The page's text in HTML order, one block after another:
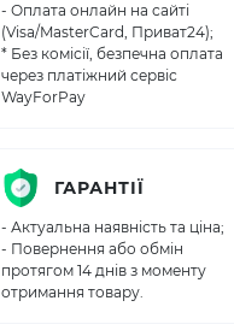
- Оплата онлайн на сайті
(Visa/MasterCard, Приват24);
* Без комісії, безпечна оплата
через платіжний сервіс
WayForPay
ГАРАНТІЇ
- Актуальна наявність та ціна;
- Повернення або обмін
протягом 14 днів з моменту
отримання товару.